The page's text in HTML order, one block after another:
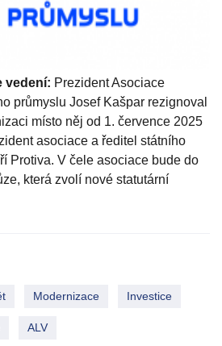
vedení: Prezident Asociace
průmyslu Josef Kašpar rezignoval
místo něj od 1. července 2025
asociace a ředitel státního
Protiva. V čele asociace bude do
která zvolí nové statutární
Modernizace Investice
ALV